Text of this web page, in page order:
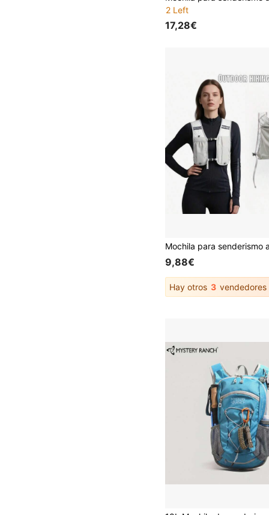
2 Left
17,28€
9,88€
Hay otros 3 vendedores